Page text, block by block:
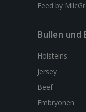
Feed by
Bullen und
Holsteins
Jersey
Beef
Embryonen